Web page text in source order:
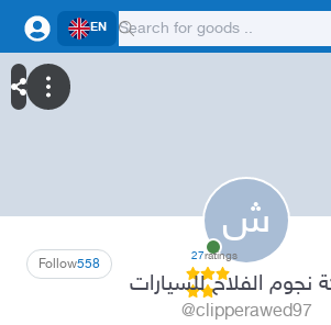
EN
ش
558
Follow 27ratings
نجوم الفلاح للسيارات
@clipperawed97